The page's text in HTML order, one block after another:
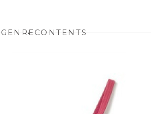
GENRECONTENTS